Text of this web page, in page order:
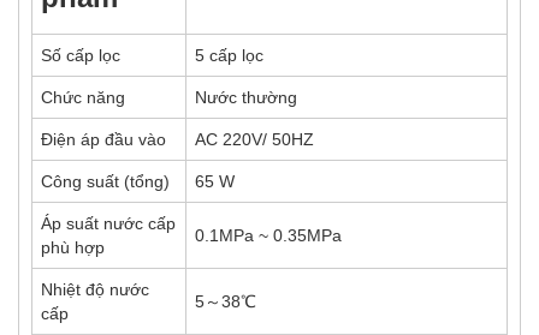
Số cấp lọc 5 cấp lọc
Chức năng Nước thường
Điện áp đầu vào AC 220V/ 50HZ
Công suất (tổng) 65 W
Áp suất nước cấp
phù hợp
0.1MPa ~ 0.35MPa
Nhiệt độ nước
cấp
5～38℃